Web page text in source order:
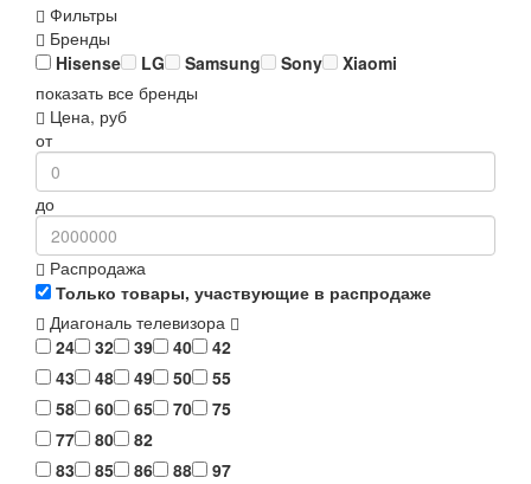
Фильтры
Бренды
Hisense
LG Samsung Sony
Xiaomi
показать все бренды
Цена, руб
от
до
Распродажа
Только товары, участвующие в распродаже
Диагональ телевизора
24
32 39 40
42
43
48 49 50
55
58
60 65 70
75
77
80
82
83
85 86 88
97